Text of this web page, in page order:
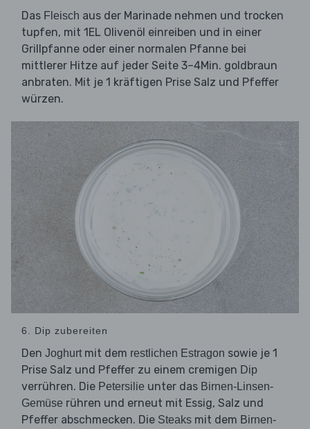
Das Fleisch aus der Marinade nehmen und trocken
tupfen, mit 1EL Olivenöl einreiben und in einer
Grillpfanne oder einer normalen Pfanne bei
mittlerer Hitze auf jeder Seite 3–4Min. goldbraun
anbraten. Mit je 1 kräftigen Prise Salz und Pfeffer
würzen.
6. Dip zubereiten
Den Joghurtmit dem restlichen Estragon sowie je 1
Prise Salz und Pfeffer zu einem cremigen Dip
verrühren. Die Petersilie unter das Birnen-Linsen-
Gemüse rühren und erneut mit Essig, Salz und
Pfeffer abschmecken. Die Steaks mit dem Birnen-